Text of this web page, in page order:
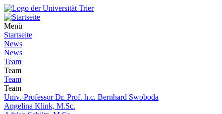
Menü
Startseite
News
News
Team
Team
Team
Team
Univ.-Professor Dr. Prof. h.c. Bernhard Swoboda
Angelina Klink, M.Sc.